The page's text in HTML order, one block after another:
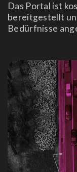
Das Portal ist
bereitgestellt
Bedürfnisse